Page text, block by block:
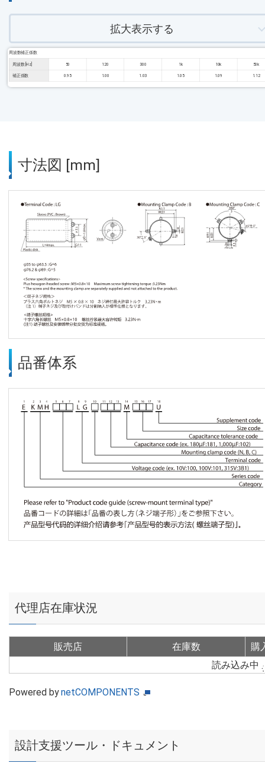
拡大表示する
周波数補正係数
周波数 [Hz] 50 120 300 1k 10k 50k
補正係数 0.95 1.00 1.03 1.05 1.09 1.12
寸法図 [mm]
品番体系
代理店在庫状況
販売店 在庫数
購
読み込み中
Powered bynetCOMPONENTS
設計支援ツール・ドキュメント